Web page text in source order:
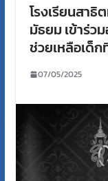
โรงเรียนสา
มัธยม เข้าร่ว
ช่วยเหลือเด็
07/05/2025